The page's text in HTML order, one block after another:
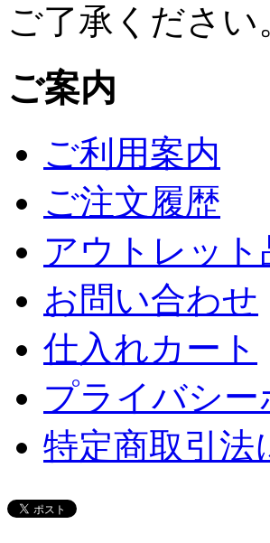
ご了承ください
ご案内
ご利用案内
ご注文履歴
アウトレッ
お問い合わせ
仕入れカート
プライバシー
特定商取引法